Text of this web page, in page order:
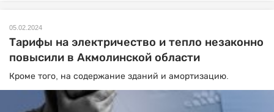
05.02.2024
Тарифы на электричество и тепло незаконно
повысили в Акмолинской области
Кроме того, на содержание зданий и амортизацию.